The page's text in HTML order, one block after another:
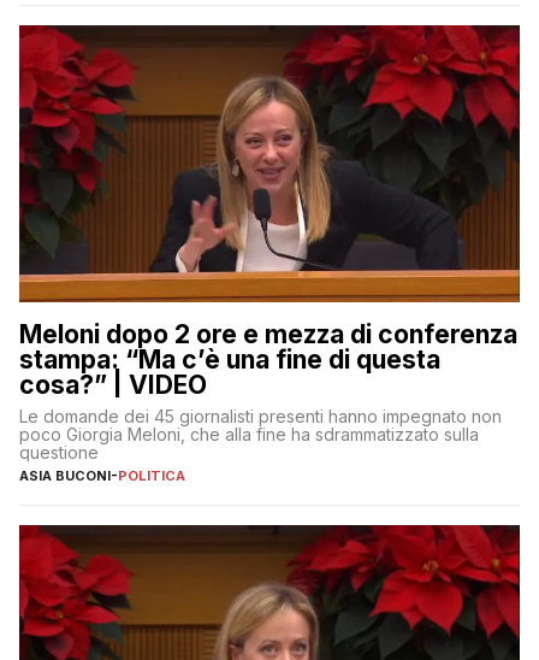
Meloni dopo 2 ore e mezza di conferenza
stampa: “Ma c’è una fine di questa
cosa?” | VIDEO
Le domande dei 45 giornalisti presenti hanno impegnato non
poco Giorgia Meloni, che alla fine ha sdrammatizzato sulla
questione
ASIA BUCONI-POLITICA